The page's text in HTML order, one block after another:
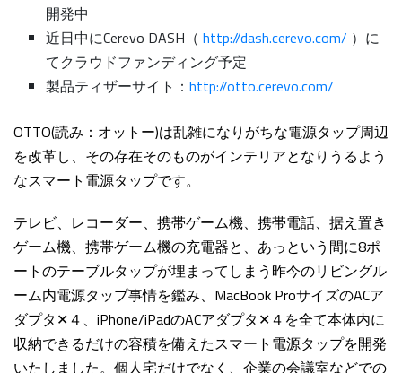
開発中
近日中にCerevo DASH（ http://dash.cerevo.com/ ）に
てクラウドファンディング予定
製品ティザーサイト： http://otto.cerevo.com/
OTTO(読み：オットー)は乱雑になりがちな電源タップ周辺
を改革し、その存在そのものがインテリアとなりうるよう
なスマート電源タップです。
テレビ、レコーダー、携帯ゲーム機、携帯電話、据え置き
ゲーム機、携帯ゲーム機の充電器と、あっという間に8ポ
ートのテーブルタップが埋まってしまう昨今のリビングル
ーム内電源タップ事情を鑑み、MacBook ProサイズのACア
ダプタ✕４、iPhone/iPadのACアダプタ✕４を全て本体内に
収納できるだけの容積を備えたスマート電源タップを開発
いたしました。個人宅だけでなく、企業の会議室などでの